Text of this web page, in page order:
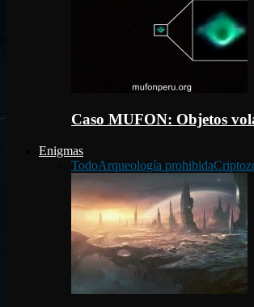
Caso MUFON: Objetos
Enigmas
TodoArqueología prohibida